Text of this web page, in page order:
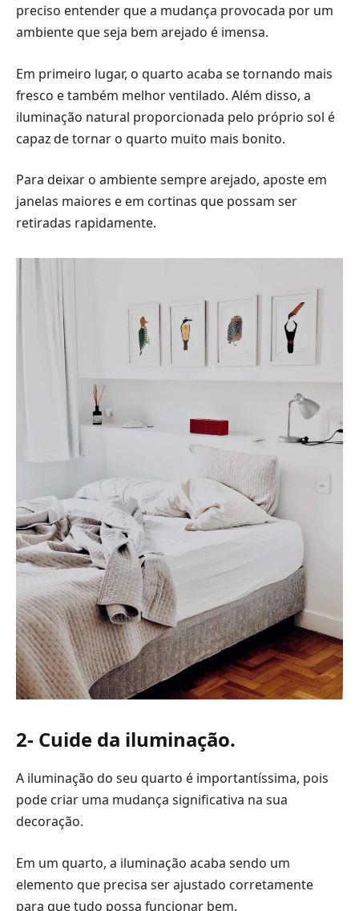
preciso entender que a mudança provocada por um
ambiente que seja bem arejado é imensa.
Em primeiro lugar, o quarto acaba se tornando mais
fresco e também melhor ventilado. Além disso, a
iluminação natural proporcionada pelo próprio sol é
capaz de tornar o quarto muito mais bonito.
Para deixar o ambiente sempre arejado, aposte em
janelas maiores e em cortinas que possam ser
retiradas rapidamente.
2- Cuide da iluminação.
A iluminação do seu quarto é importantíssima, pois
pode criar uma mudança significativa na sua
decoração.
Em um quarto, a iluminação acaba sendo um
elemento que precisa ser ajustado corretamente
para que tudo possa funcionar bem.